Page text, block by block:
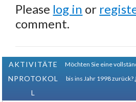
Please log in or
comment.
AKTIVITÄTE
NPROTOKOL
L
Möchten Sie eine
bis ins Jahr 1998 zurück?